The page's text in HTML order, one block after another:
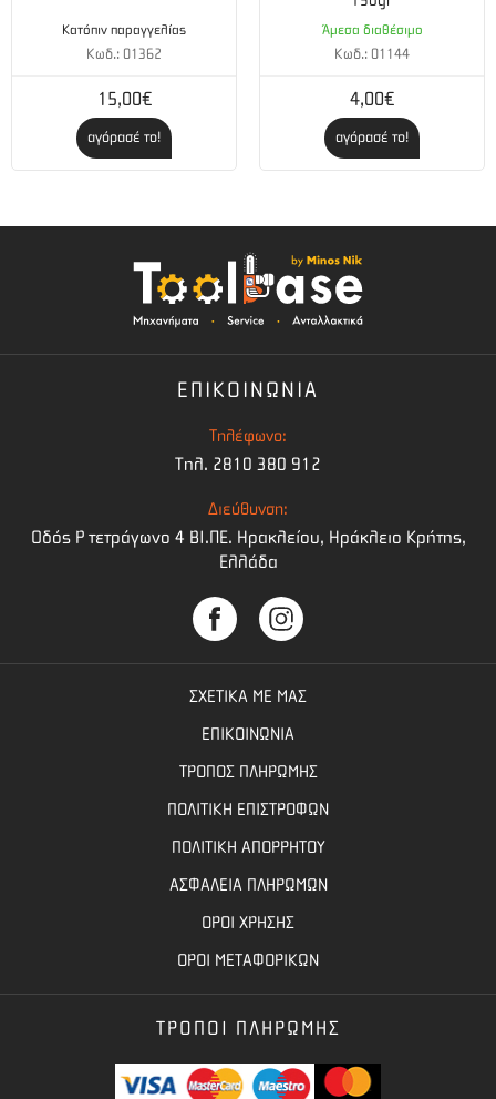
Κατόπιν παραγγελίας
Κωδ.: 01362
15,00€
αγόρασέ το!
Άμεσα διαθέσιμο
Κωδ.: 01144
4,00€
αγόρασέ το!
ΕΠΙΚΟΙΝΩΝΙΑ
Τηλέφωνο:
Τηλ. 2810 380 912
Διεύθυνση:
Οδός Ρ τετράγωνο 4 BI.ΠΕ. Ηρακλείου, Ηράκλειο Κρήτης,
Ελλάδα
ΣΧΕΤΙΚΑ ΜΕ ΜΑΣ
ΕΠΙΚΟΙΝΩΝΙΑ
ΤΡΟΠΟΣ ΠΛΗΡΩΜΗΣ
ΠΟΛΙΤΙΚΗ ΕΠΙΣΤΡΟΦΩΝ
ΠΟΛΙΤΙΚΗ ΑΠΟΡΡΗΤΟΥ
ΑΣΦΑΛΕΙΑ ΠΛΗΡΩΜΩΝ
ΟΡΟΙ ΧΡΗΣΗΣ
ΟΡΟΙ ΜΕΤΑΦΟΡΙΚΩΝ
ΤΡΟΠΟΙ ΠΛΗΡΩΜΗΣ